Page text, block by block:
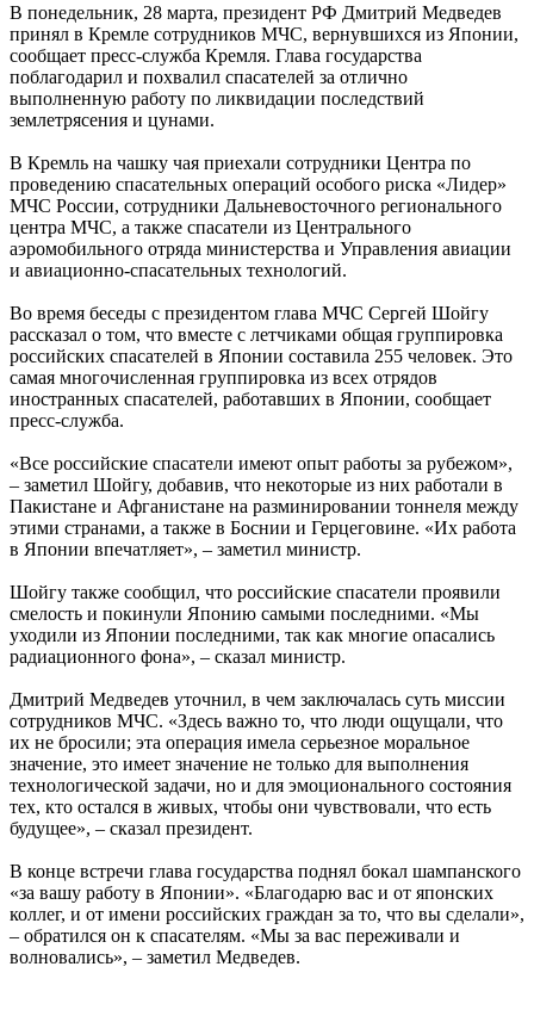
В понедельник, 28 марта, президент РФ Дмитрий Медведев
принял в Кремле сотрудников МЧС, вернувшихся из Японии,
сообщает пресс-служба Кремля. Глава государства
поблагодарил и похвалил спасателей за отлично
выполненную работу по ликвидации последствий
землетрясения и цунами.
В Кремль на чашку чая приехали сотрудники Центра по
проведению спасательных операций особого риска «Лидер»
МЧС России, сотрудники Дальневосточного регионального
центра МЧС, а также спасатели из Центрального
аэромобильного отряда министерства и Управления авиации
и авиационно-спасательных технологий.
Во время беседы с президентом глава МЧС Сергей Шойгу
рассказал о том, что вместе с летчиками общая группировка
российских спасателей в Японии составила 255 человек. Это
самая многочисленная группировка из всех отрядов
иностранных спасателей, работавших в Японии, сообщает
пресс-служба.
«Все российские спасатели имеют опыт работы за рубежом»,
– заметил Шойгу, добавив, что некоторые из них работали в
Пакистане и Афганистане на разминировании тоннеля между
этими странами, а также в Боснии и Герцеговине. «Их работа
в Японии впечатляет», – заметил министр.
Шойгу также сообщил, что российские спасатели проявили
смелость и покинули Японию самыми последними. «Мы
уходили из Японии последними, так как многие опасались
радиационного фона», – сказал министр.
Дмитрий Медведев уточнил, в чем заключалась суть миссии
сотрудников МЧС. «Здесь важно то, что люди ощущали, что
их не бросили; эта операция имела серьезное моральное
значение, это имеет значение не только для выполнения
технологической задачи, но и для эмоционального состояния
тех, кто остался в живых, чтобы они чувствовали, что есть
будущее», – сказал президент.
В конце встречи глава государства поднял бокал шампанского
«за вашу работу в Японии». «Благодарю вас и от японских
коллег, и от имени российских граждан за то, что вы сделали»,
– обратился он к спасателям. «Мы за вас переживали и
волновались», – заметил Медведев.